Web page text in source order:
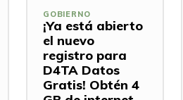
GOBIERNO
¡Ya está abierto
el nuevo
registro para
D4TA Datos
Gratis! Obtén 4